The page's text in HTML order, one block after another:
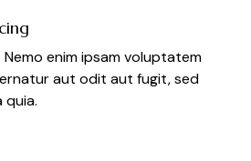
enim ipsam voluptatem
aut odit aut fugit, sed
quia.